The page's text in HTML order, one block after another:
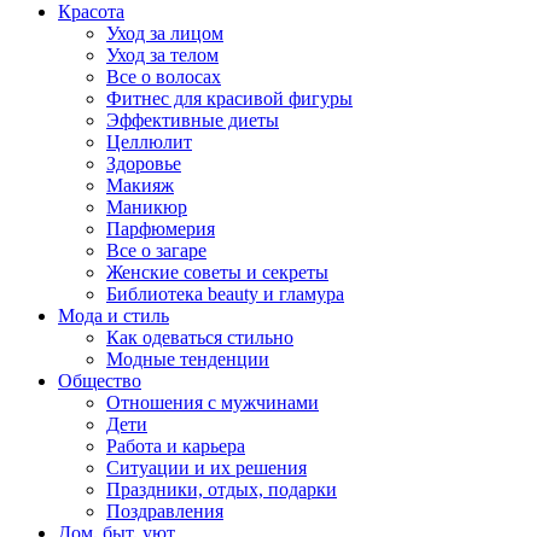
Красота
Уход за лицом
Уход за телом
Все о волосах
Фитнес для красивой фигуры
Эффективные диеты
Целлюлит
Здоровье
Макияж
Маникюр
Парфюмерия
Все о загаре
Женские советы и секреты
Библиотека beauty и гламура
Мода и стиль
Как одеваться стильно
Модные тенденции
Общество
Отношения с мужчинами
Дети
Работа и карьера
Ситуации и их решения
Праздники, отдых, подарки
Поздравления